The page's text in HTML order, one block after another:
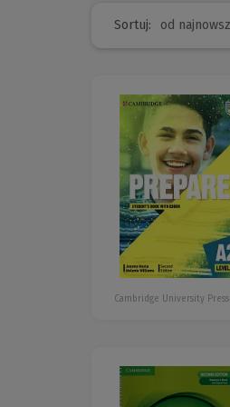
Sortuj:
Cambridge University Press